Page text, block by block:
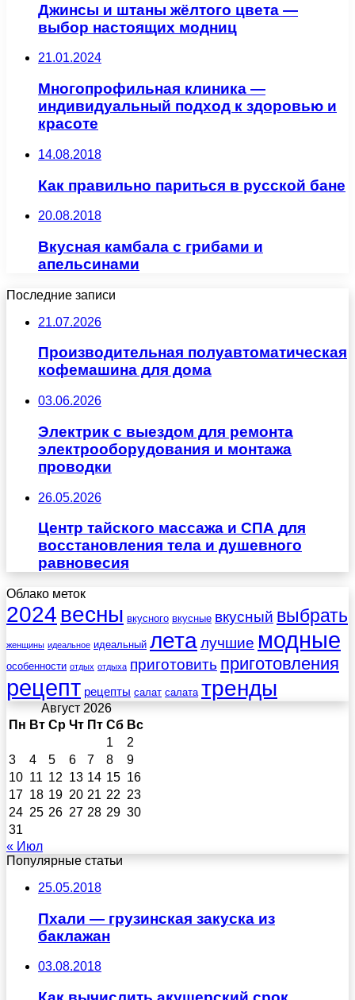
Джинсы и штаны жёлтого цвета —
выбор настоящих модниц
21.01.2024
Многопрофильная клиника —
индивидуальный подход к здоровью и
красоте
14.08.2018
Как правильно париться в русской бане
20.08.2018
Вкусная камбала с грибами и
апельсинами
Последние записи
21.07.2026
Производительная полуавтоматическая
кофемашина для дома
03.06.2026
Электрик с выездом для ремонта
электрооборудования и монтажа
проводки
26.05.2026
Центр тайского массажа и СПА для
восстановления тела и душевного
равновесия
Облако меток
2024 весны вкусного вкусные вкусный выбрать
женщины идеальное идеальный леталучшие модные
особенности отдых отдыха приготовить приготовления
рецепт рецепты салат салата тренды
Август 2026
Пн Вт Ср Чт Пт Сб Вс
1
2
3
4 5 6 7 8
9
10 11 12 13 14 15 16
17 18 19 20 21 22 23
24 25 26 27 28 29 30
31
« Июл
Популярные статьи
25.05.2018
Пхали — грузинская закуска из
баклажан
03.08.2018